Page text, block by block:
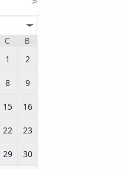
С В
1 2
8 9
15 16
22 23
29 30